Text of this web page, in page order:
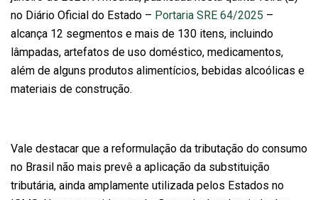
no Diário Oficial do Estado – Portaria SRE 64/2025 –
alcança 12 segmentos e mais de 130 itens, incluindo
lâmpadas, artefatos de uso doméstico, medicamentos,
além de alguns produtos alimentícios, bebidas alcoólicas e
materiais de construção.
Vale destacar que a reformulação da tributação do consumo
no Brasil não mais prevê a aplicação da substituição
tributária, ainda amplamente utilizada pelos Estados no